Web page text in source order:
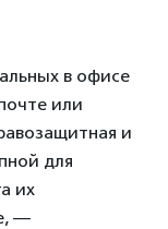
в офисе
или
и
для
их
—